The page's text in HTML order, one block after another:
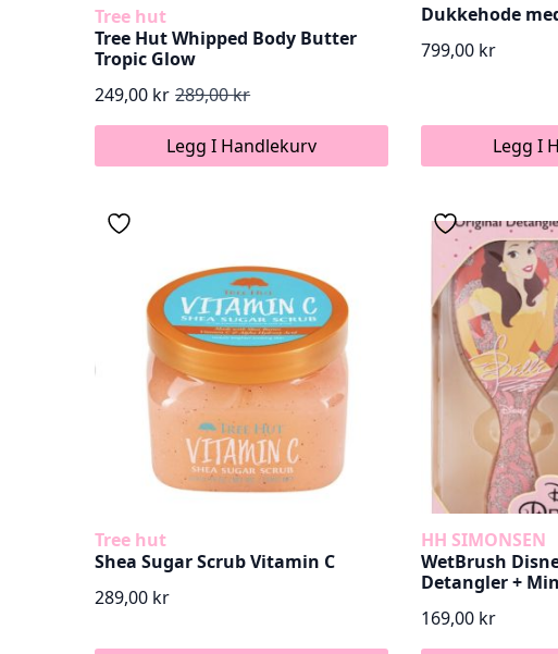
Tree hut
Tree Hut Whipped Body Butter
Tropic Glow
289,00kr
Opprinnelig
var:
249,00 kr
Nåværende
er:
Legg I Handlekurv
Dukkehode
799,00 kr
Legg I
Tree hut
Shea Sugar Scrub Vitamin C
289,00 kr
HH SIMONSEN
WetBrush
Detangler +
169,00 kr